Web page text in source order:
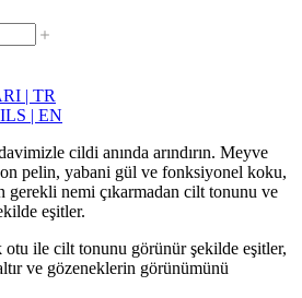
| TR
| EN
cildi anında arındırın. Meyve
pelin, yabani gül ve fonksiyonel koku,
nemi çıkarmadan cilt tonunu ve
eşitler.
ile cilt tonunu görünür şekilde eşitler,
ve gözeneklerin görünümünü